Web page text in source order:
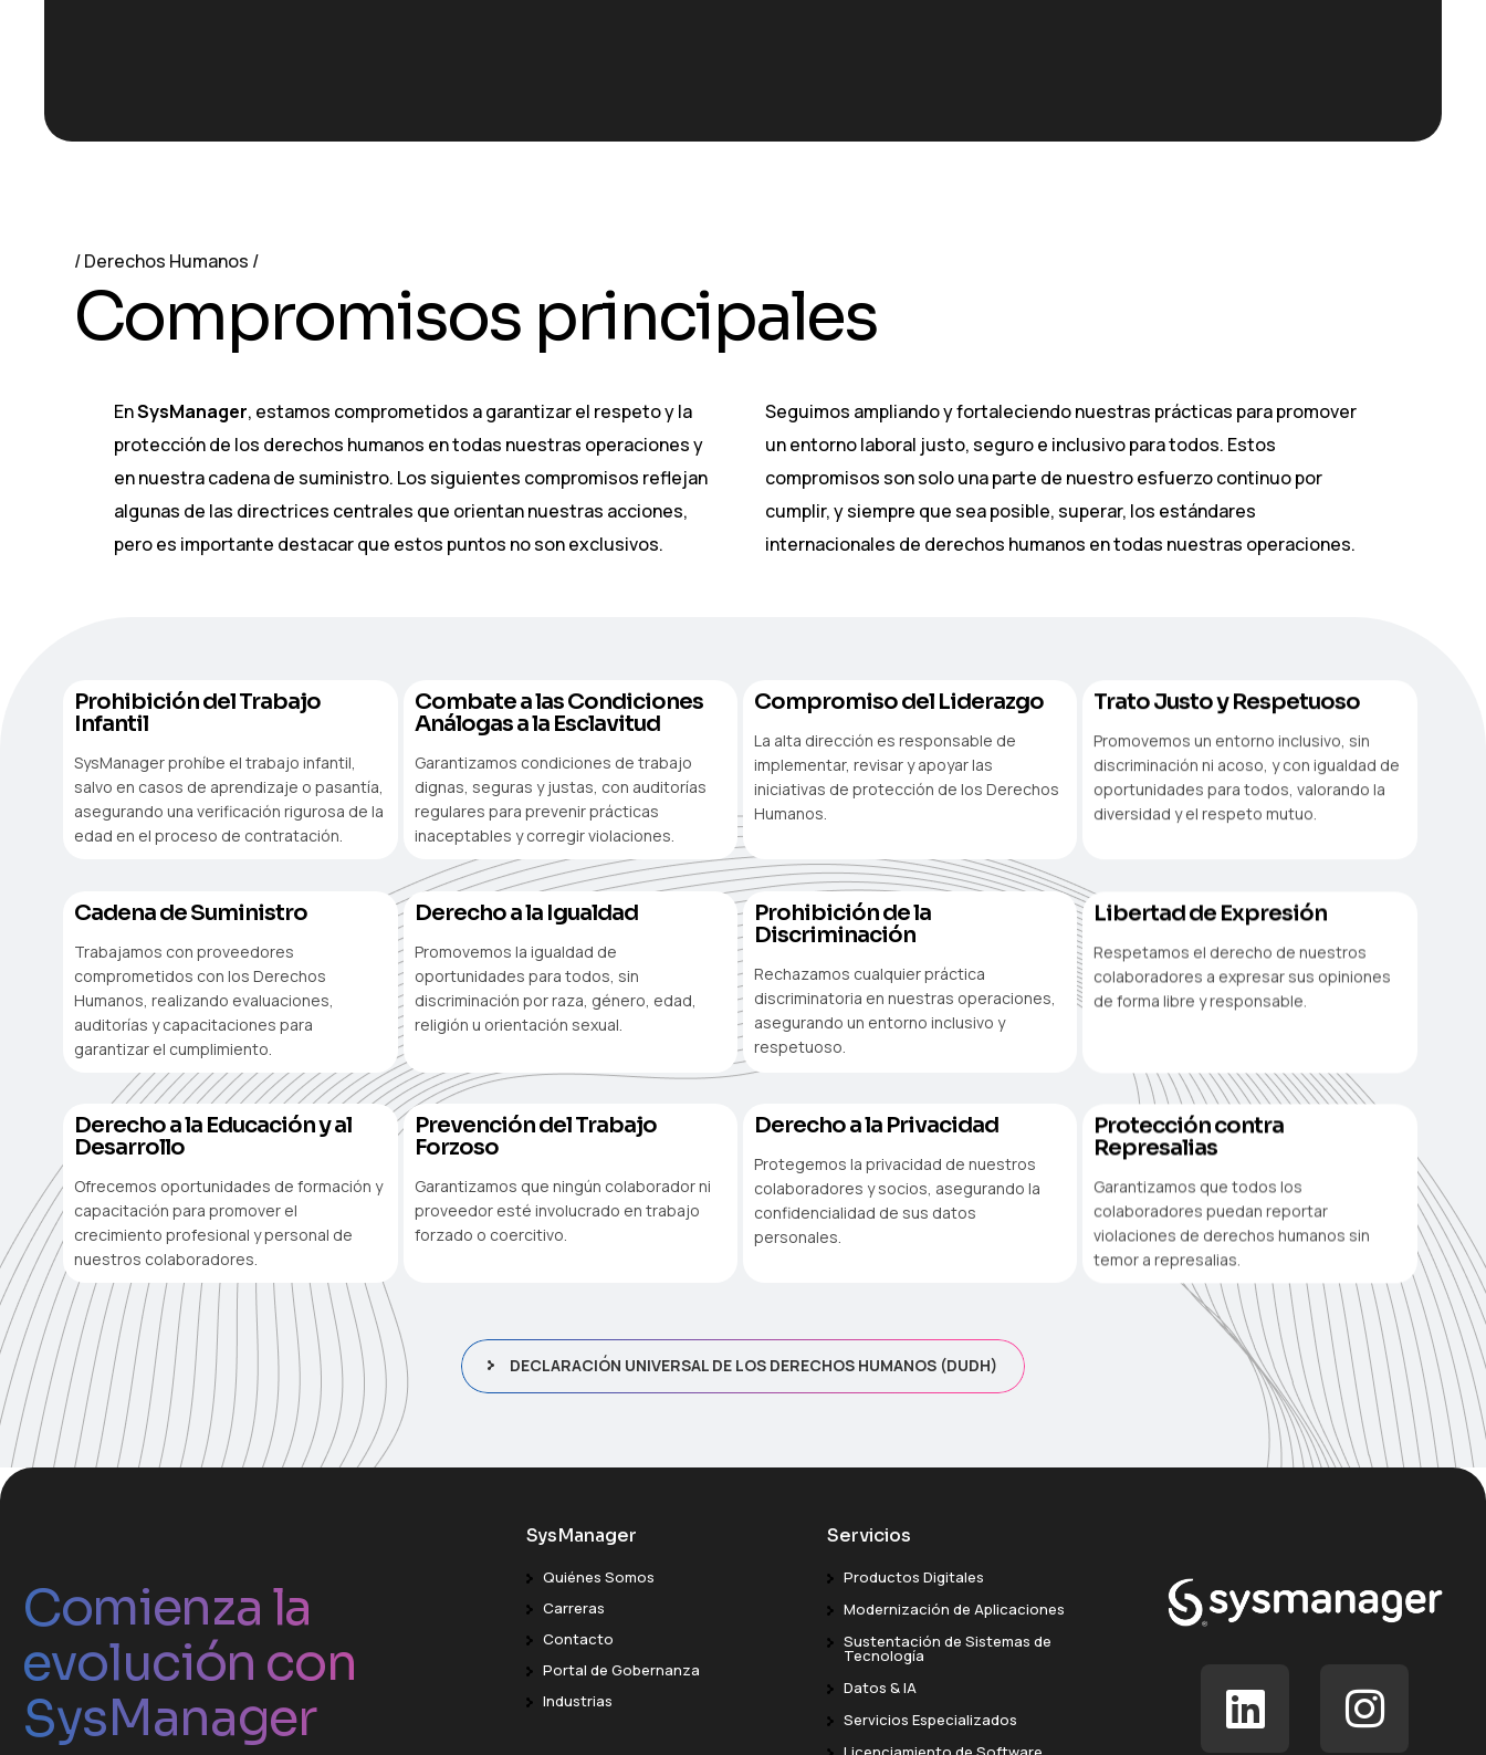
Derechos Humanos
Compromisos principales
EnSysManager, estamos comprometidos a garantizar el respeto y la
protección de los derechos humanos en todas nuestras operaciones y
en nuestra cadena de suministro. Los siguientes compromisos reflejan
algunas de las directrices centrales que orientan nuestras acciones,
pero es importante destacar que estos puntos no son exclusivos.
Seguimos ampliando y fortaleciendo nuestras prácticas para promover
un entorno laboral justo, seguro e inclusivo para todos. Estos
compromisos son solo una parte de nuestro esfuerzo continuo por
cumplir, y siempre que sea posible, superar, los estándares
internacionales de derechos humanos en todas nuestras operaciones.
Prohibición del Trabajo
Infantil
SysManager prohíbe el trabajo infantil,
salvo en casos de aprendizaje o pasantía,
asegurando una verificación rigurosa de la
edad en el proceso de contratación.
Combate a las Condiciones
Análogas a la Esclavitud
Garantizamos condiciones de trabajo
dignas, seguras y justas, con auditorías
regulares para prevenir prácticas
inaceptables y corregir violaciones.
Compromiso del Liderazgo
La alta dirección es responsable de
implementar, revisar y apoyar las
iniciativas de protección de los Derechos
Humanos.
Trato Justo y Respetuoso
Promovemos un entorno inclusivo, sin
discriminación ni acoso, y con igualdad de
oportunidades para todos, valorando la
diversidad y el respeto mutuo.
Cadena de Suministro
Trabajamos con proveedores
comprometidos con los Derechos
Humanos, realizando evaluaciones,
auditorías y capacitaciones para
garantizar el cumplimiento.
Derecho a la Igualdad
Promovemos la igualdad de
oportunidades para todos, sin
discriminación por raza, género, edad,
religión u orientación sexual.
Prohibición de la
Discriminación
Rechazamos cualquier práctica
discriminatoria en nuestras operaciones,
asegurando un entorno inclusivo y
respetuoso.
Libertad de Expresión
Respetamos el derecho de nuestros
colaboradores a expresar sus opiniones
de forma libre y responsable.
Derecho a la Educación y al
Desarrollo
Ofrecemos oportunidades de formación y
capacitación para promover el
crecimiento profesional y personal de
nuestros colaboradores.
Prevención del Trabajo
Forzoso
Garantizamos que ningún colaborador ni
proveedor esté involucrado en trabajo
forzado o coercitivo.
Derecho a la Privacidad
Protegemos la privacidad de nuestros
colaboradores y socios, asegurando la
confidencialidad de sus datos
personales.
Protección contra
Represalias
Garantizamos que todos los
colaboradores puedan reportar
violaciones de derechos humanos sin
temor a represalias.
DECLARACIÓN UNIVERSAL DE LOS DERECHOS HUMANOS (DUDH)
Comienza la
evolución con
SysManager
SysManager
Quiénes Somos
Carreras
Contacto
Portal de Gobernanza
Industrias
Servicios
Productos Digitales
Modernización de Aplicaciones
Sustentación de Sistemas de
Tecnología
Datos & IA
Servicios Especializados